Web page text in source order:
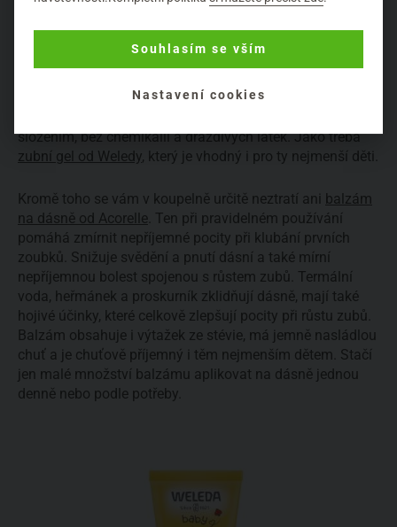
o ně starat. Jenže co se jako miminko naučí, to se určitě
vyplatí i do budoucna. Proto je nutné dětem čistit zoubky
stačí malé zoubky jen přetřít kartáčkem, ale později určitě
složením, bez chemikálií a dráždivých látek. Jako třeba
zubní gel od Weledy, který je vhodný i pro ty nejmenší děti.
Kromě toho se vám v koupelně určitě neztratí ani balzám
na dásně od Acorelle . Ten při pravidelném používání
pomáhá zmírnit nepříjemné pocity při klubání prvních
zoubků. Snižuje svědění a pnutí dásní a také mírní
nepříjemnou bolest spojenou s růstem zubů. Termální
voda, heřmánek a proskurník zklidňují dásně, mají také
hojivé účinky, které celkově zlepšují pocity při růstu zubů.
Balzám obsahuje i výtažek ze stévie, má jemně nasládlou
chuť a je chuťově příjemný i těm nejmenším dětem. Stačí
jen malé množství balzámu aplikovat na dásně jednou
denně nebo podle potřeby.
Souhlasím se vším
Nastavení cookies